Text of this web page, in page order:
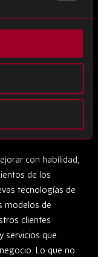
presentarán
con habilidad,
de los
tecnologías de
modelos de
clientes
servicios que
Lo que no